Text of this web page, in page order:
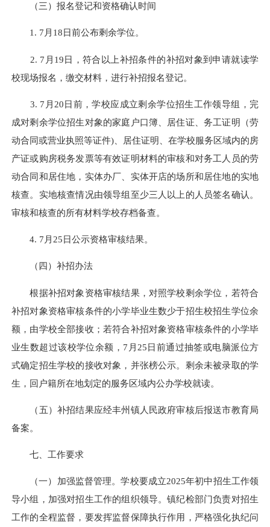
（三）报名登记和资格确认时间
1. 7月18日前公布剩余学位。
2. 7月19日，符合以上补招条件的补招对象到申请就读学
校现场报名，缴交材料，进行补招报名登记。
3. 7月20日前，学校应成立剩余学位招生工作领导组，完
成对剩余学位招生对象的家庭户口簿、居住证、务工证明（劳
动合同或营业执照等证件) 、居住证明、在学校服务区域内的房
产证或购房税务发票等有效证明材料的审核和对务工人员的劳
动合同和居住地，实体办厂、实体开店的场所和居住地的实地
核查。实地核查情况由领导组至少三人以上的人员签名确认。
审核和核查的所有材料学校存档备查。
4. 7月25日公示资格审核结果。
（四）补招办法
根据补招对象资格审核结果，对照学校剩余学位，若符合
补招对象资格审核条件的小学毕业生数少于招生校招生学位余
额，由学校全部接收；若符合补招对象资格审核条件的小学毕
业生数超过该校学位余额，7月25日前通过抽签或电脑派位方
式确定招生学校的接收对象，并张榜公示。剩余未被录取的学
生，回户籍所在地划定的服务区域内公办学校就读。
（五）补招结果应经丰州镇人民政府审核后报送市教育局
备案。
七、工作要求
（一）加强监督管理。学校要成立2025年初中招生工作领
导小组，加强对招生工作的组织领导。镇纪检部门负责对招生
工作的全程监督，要发挥监督保障执行作用，严格强化执纪问